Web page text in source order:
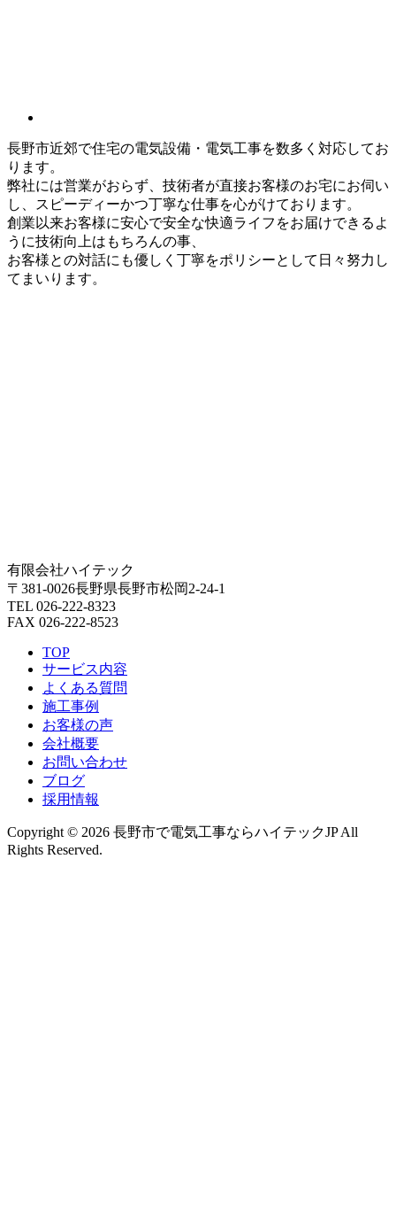
長野市近郊で住宅の電気設備・電気工事を数多く対応してお
ります。
弊社には営業がおらず、技術者が直接お客様のお宅にお伺い
し、スピーディーかつ丁寧な仕事を心がけております。
創業以来お客様に安心で安全な快適ライフをお届けできるよ
うに技術向上はもちろんの事、
お客様との対話にも優しく丁寧をポリシーとして日々努力し
てまいります。
有限会社ハイテック
〒381-0026長野県長野市松岡2-24-1
TEL 026-222-8323
FAX 026-222-8523
TOP
サービス内容
よくある質問
施工事例
お客様の声
会社概要
お問い合わせ
ブログ
採用情報
Copyright © 2026 長野市で電気工事ならハイテックJP All
Rights Reserved.